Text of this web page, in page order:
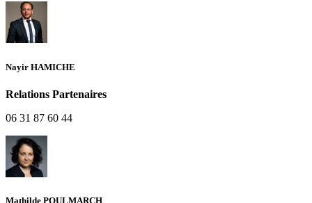
Nayir HAMICHE
Relations Partenaires
06 31 87 60 44
Mathilde POULMARCH